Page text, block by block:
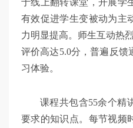
于线上翻转课堂，开展学
有效促进学生变被动为主
力明显提高。师生互动热
评价高达5.0分，普遍反馈
习体验。
课程共包含55余个精
要求的知识点。每节视频